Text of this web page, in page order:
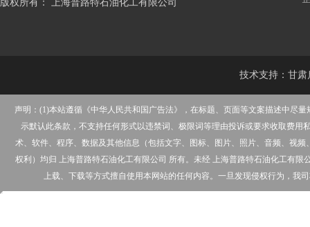
版权所有： 上海普路特石油化工有限公司
技术支持： 甘肃
声明：(1)本站遵循《中华人民共和国广告法》，在标题、页面等文案描述中尽
示默认此条款，不支持任何形式以违禁词、极限词等理由投诉或要求收取费
术、软件、程序、数据及其他信息（包括文字、图标、图片、照片、音频、视
权利）均归 上海普路特石油化工有限公司 所有。未经 上海普路特石油化工有
上载、下载等方式擅自使用本网站的任何内容。一旦发现侵权行为，